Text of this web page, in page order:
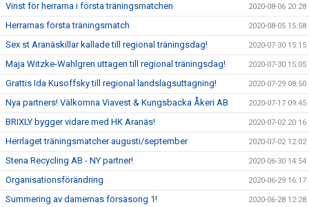
Vinst för herrarna i första träningsmatchen 2020-08-06 20:28
Herrarnas första träningsmatch 2020-08-05 15:58
Sex st Aranäskillar kallade till regional träningsdag! 2020-07-30 15:15
Maja Witzke-Wahlgren uttagen till regional träningsdag! 2020-07-30 15:05
Grattis Ida Kusoffsky till regional landslagsuttagning! 2020-07-29 08:50
Nya partners! Välkomna Viavest & Kungsbacka Åkeri AB 2020-07-17 09:45
BRIXLY bygger vidare med HK Aranäs! 2020-07-02 20:16
Herrlaget träningsmatcher augusti/september 2020-07-02 12:02
Stena Recycling AB - NY partner! 2020-06-30 14:54
Organisationsförändring 2020-06-29 16:17
Summering av damernas försäsong 1! 2020-06-28 12:28